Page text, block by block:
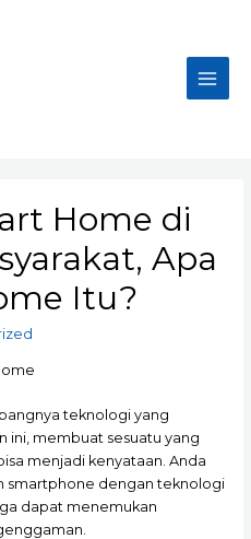
Main
Home di
Apa
Itu?
teknologi yang
ini, membuat sesuatu yang
menjadi kenyataan. Anda
smartphone dengan teknologi
dapat menemukan